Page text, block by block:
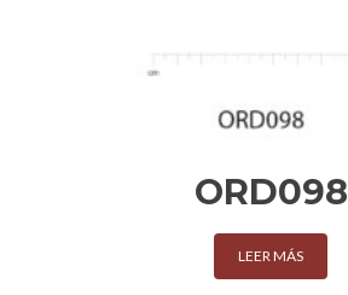
ORD098
LEER MÁS